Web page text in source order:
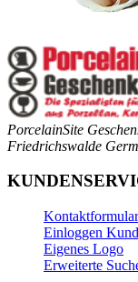
PorcelainSite
Friedrichswalde
Kontaktformular
Einloggen
Eigenes Logo
Erweiterte